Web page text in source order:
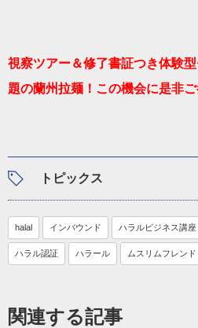
視察ツアー＆修了書証つき体験
題の蘭州拉麺！この機会に是非ご
トピックス
halal インバウンド ハラルビジネス講座
ハラル認証 ハラール ムスリムフレンド
関連する記事